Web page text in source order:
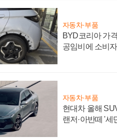
자동차·부품
BYD코리아 가
공임비에 소비
자동차·부품
현대차 올해
랜저·아반떼 '세